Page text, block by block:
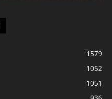
1579
1052
1051